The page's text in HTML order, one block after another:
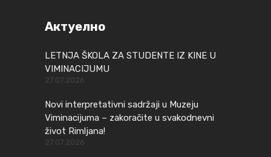
Актуелно
LETNJA ŠKOLA ZA STUDENTE IZ KINE U
VIMINACIJUMU
27.07.2026
Novi interpretativni sadržaji u Muzeju
Viminacijuma – zakoračite u svakodnevni
život Rimljana!
27.07.2026